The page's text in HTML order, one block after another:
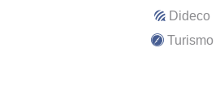
Dideco
Turismo